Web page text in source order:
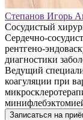
Степанов Игорь
Сосудистый
Сердечно-
рентгено-
диагностики
Ведущий
коагуляции при
Записаться на